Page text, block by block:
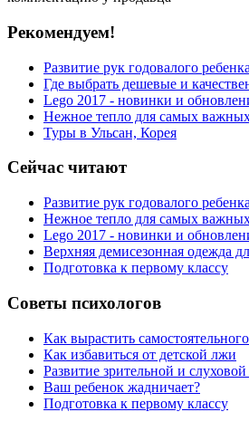
Рекомендуем!
Развитие рук годовалого ребенка
Где выбрать дешевые и
Lego 2017 - новинки и
Нежное тепло для самых
Туры в Ульсан, Корея
Сейчас читают
Развитие рук годовалого ребенка
Нежное тепло для самых
Lego 2017 - новинки и
Верхняя демисезонная одежда
Подготовка к первому классу
Советы психологов
Как вырастить
Как избавиться от детской лжи
Развитие зрительной и
Ваш ребенок жадничает?
Подготовка к первому классу